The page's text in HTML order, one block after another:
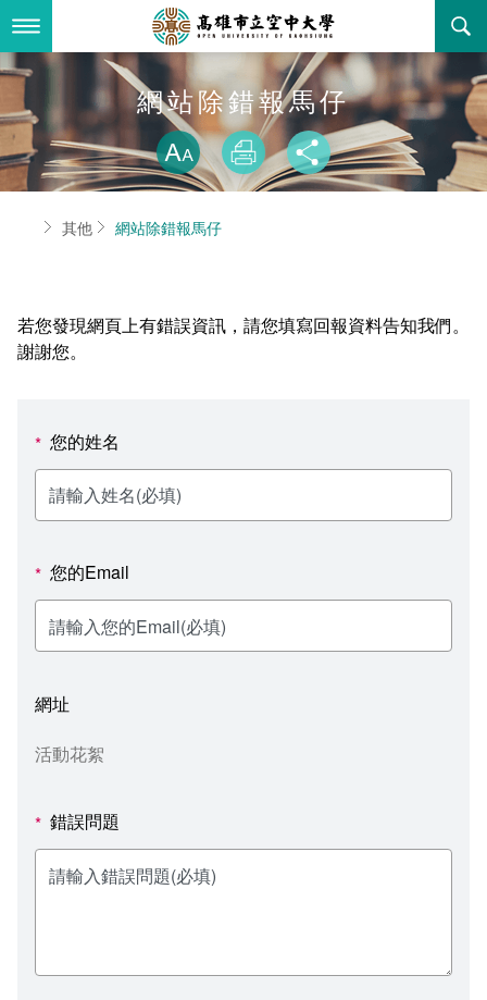
到
要
內最新消息
全部公告
教務公告
學系公告
活動研習
歷史訊息
新聞媒體專區
校園行事曆
報名系統
線上報名查詢
關於本校
空大簡介
立案證明
空大有利的學習條件
環境設備
本校位置
資訊圖像化專區
活動花絮
影音資訊
行政單位
行政單位簡介
校長室
教務處課務組
學習指導中心
輔導處
研發處
秘書處出納組
教學媒體處
電算中心
學術單位
通識教育中心
法律學系
大眾傳播學系
外國語文學系
文化藝術學系
健康管理與促進學系
其他好站
資訊相關法規
校務資訊
新生報名
在學資訊
校務系統
課程大綱
網路選課
校園行事曆
校內系統
資訊服務線上報修系統
消耗品申請
教室‧會議室預約系統
問卷調查
法令規章
政府公開資訊
意見信箱
各單位意見信箱
影音資訊
網站除錯報馬仔
略過字型切
放大
列印 分享
首頁其他 網站除錯報馬仔
若您發現網頁上有錯誤資訊，請您填寫回報資料告知我們。
謝謝您。
* 您的姓名
* 您的Email
網址
活動花絮
* 錯誤問題